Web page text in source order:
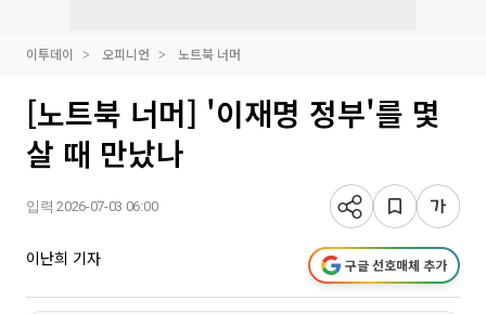
이투데이 오피니언 노트북 너머
[노트북 너머] '이재명 정부'를 몇
살 때 만났나
입력 2026-07-03 06:00
이난희 기자 구글 선호매체 추가